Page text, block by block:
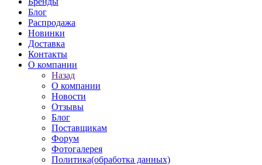
Блог
Распродажа
Новинки
Доставка
Контакты
О компании
Назад
О компании
Новости
Отзывы
Блог
Поставщикам
Форум
Фотогалерея
Политика(обработка данных)